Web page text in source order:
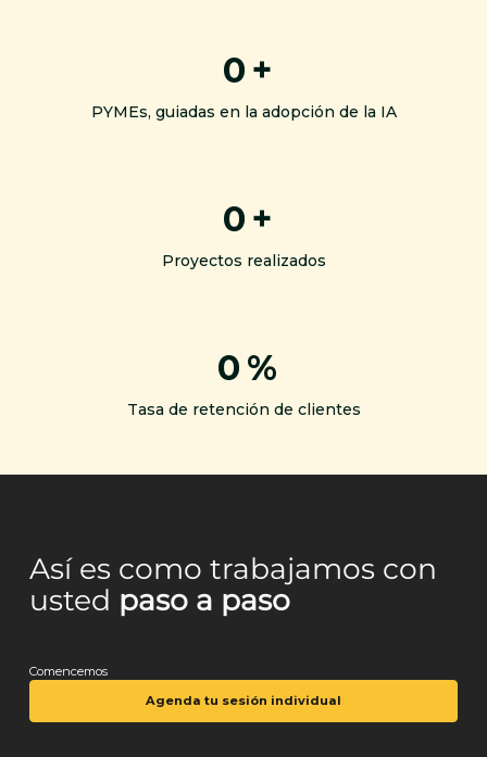
0 +
PYMEs, guiadas en la adopción de la IA
0 +
Proyectos realizados
0 %
Tasa de retención de clientes
Así es como trabajamos con
usted paso a paso
Comencemos
Agenda tu sesión individual